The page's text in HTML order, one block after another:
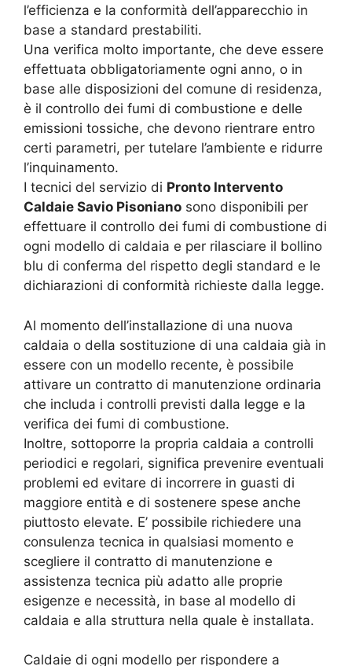
l’efficienza e la conformità dell’apparecchio in
base a standard prestabiliti.
Una verifica molto importante, che deve essere
effettuata obbligatoriamente ogni anno, o in
base alle disposizioni del comune di residenza,
è il controllo dei fumi di combustione e delle
emissioni tossiche, che devono rientrare entro
certi parametri, per tutelare l’ambiente e ridurre
l’inquinamento.
I tecnici del servizio di Pronto Intervento
Caldaie Savio Pisoniano sono disponibili per
effettuare il controllo dei fumi di combustione di
ogni modello di caldaia e per rilasciare il bollino
blu di conferma del rispetto degli standard e le
dichiarazioni di conformità richieste dalla legge.
Al momento dell’installazione di una nuova
caldaia o della sostituzione di una caldaia già in
essere con un modello recente, è possibile
attivare un contratto di manutenzione ordinaria
che includa i controlli previsti dalla legge e la
verifica dei fumi di combustione.
Inoltre, sottoporre la propria caldaia a controlli
periodici e regolari, significa prevenire eventuali
problemi ed evitare di incorrere in guasti di
maggiore entità e di sostenere spese anche
piuttosto elevate. E’ possibile richiedere una
consulenza tecnica in qualsiasi momento e
scegliere il contratto di manutenzione e
assistenza tecnica più adatto alle proprie
esigenze e necessità, in base al modello di
caldaia e alla struttura nella quale è installata.
Caldaie di ogni modello per rispondere a